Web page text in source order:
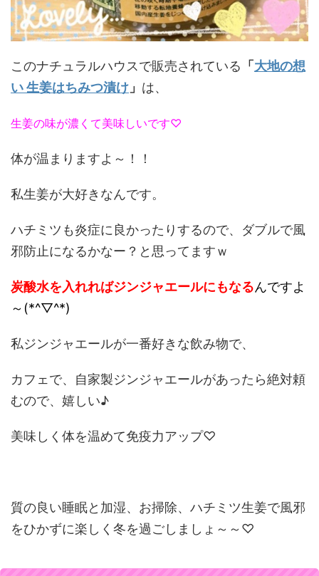
このナチュラルハウスで販売されている 「大地の想
い 生姜はちみつ漬け 」 は、
生姜の味が濃くて美味しいです♡
体が温まりますよ～！！
私生姜が大好きなんです。
ハチミツも炎症に良かったりするので、ダブルで風
邪防止になるかなー？と思ってますｗ
炭酸水を入れればジンジャエールにもなるんですよ
～(*^▽^*)
私ジンジャエールが一番好きな飲み物で、
カフェで、自家製ジンジャエールがあったら絶対頼
むので、嬉しい♪
美味しく体を温めて免疫力アップ♡
質の良い睡眠と加湿、お掃除、ハチミツ生姜で風邪
をひかずに楽しく冬を過ごしましょ～～♡